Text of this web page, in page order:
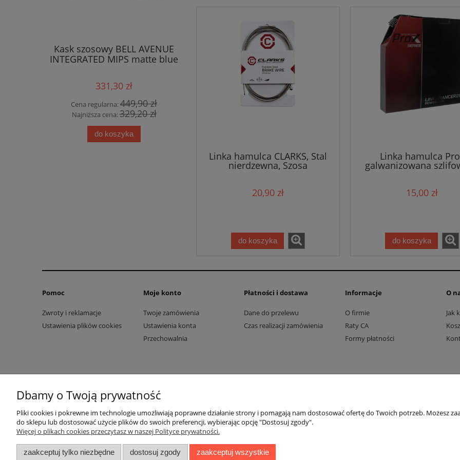
Kask szosowy BELL AVENUE
INTEGRATED MIPS matte blue
331,30 zł
Cena regularna:449,90 zł
Najniższa cena:329,20 zł
do koszyka
Kask mtb GIRO ARTEX
INTEGRATED MIPS matte portaro
grey
528,50 zł
Cena regularna:599,90 zł
Cena regularna:87,00 zł
Linka hamulca CLARKS, Stal
nierdzewna, Szosa
20,90 zł
do koszyka
Linka hamulca
galwanizowana
15,00 zł
do koszyka
Pomoc
Zwroty i reklamacje
Ustawienia plików cookies
Moje konto
Twoje zamówienia
Ustawienia konta
Przechowalnia
Płatności i dostawa
Dane do przelewu
Czas realizacji zamówienia
Informacje
O firmie
Raty CA
Formy płatności
O
Jak
Dbamy o Twoją prywatność
Pliki cookies i pokrewne im technologie umożliwiają poprawne działanie strony i pomagają nam dostosować ofertę do Twoich potrzeb. Możesz
do sklepu lub dostosować użycie plików do swoich preferencji, wybierając opcję "Dostosuj zgody".
Więcej o plikach cookies przeczytasz w naszej Polityce prywatności.
zaakceptuj tylko niezbędne dostosuj zgody zaakceptuj wszystkie